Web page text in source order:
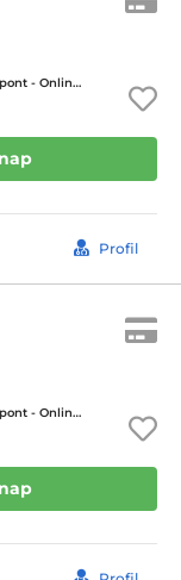
Pszichocloud Pszichológiai Központ - Online ügyfélfogadás
Profil
Pszichocloud Pszichológiai Központ - Online ügyfélfogadás